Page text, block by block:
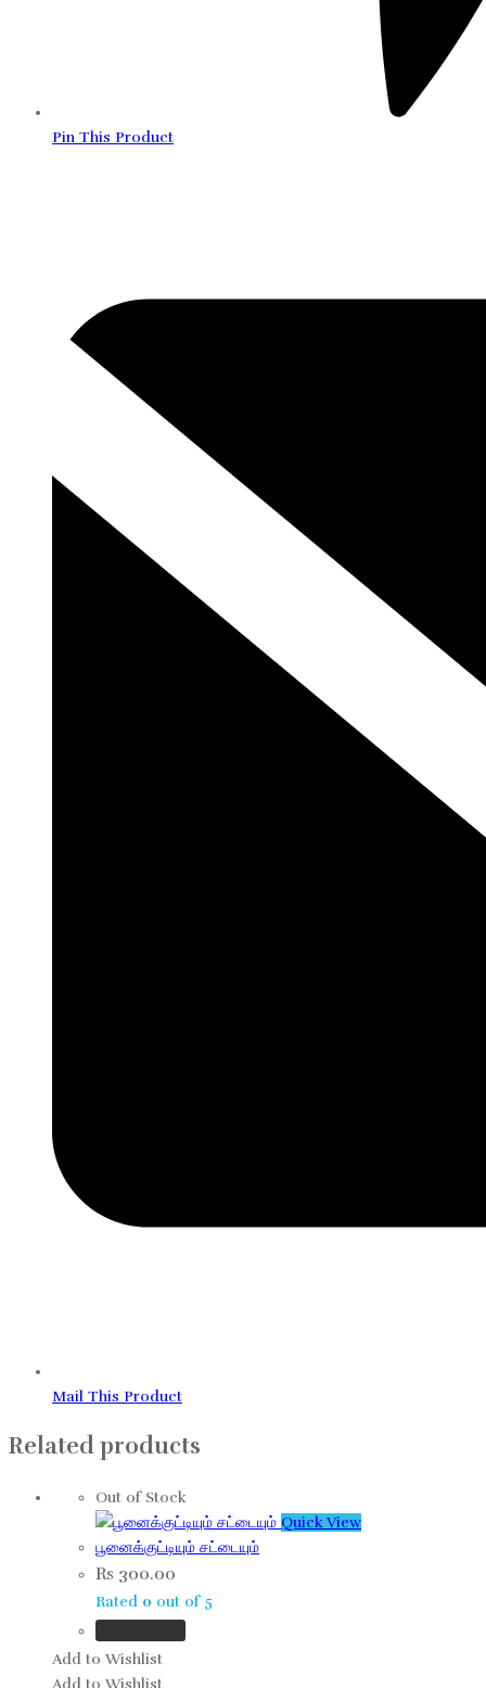
Pin This Product
Mail This Product
Related products
Out of Stock
Quick View
பூனைக்குட்டியும் சட்டையும்
Rs 300.00
Rated 0 out of 5
Add to Wishlist
Add to Wishlist